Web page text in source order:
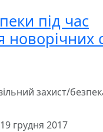
під час
новорічних
захист/
грудня 2017